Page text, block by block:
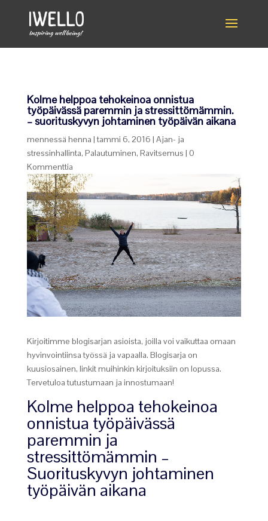
Kolme helppoa tehokeinoa onnistua
työpäivässä paremmin ja stressittömämmin.
– suorituskyvyn johtaminen työpäivän aikana
mennessä henna |tammi 6, 2016 | Ajan- ja
stressinhallinta, Palautuminen, Ravitsemus | 0
Kommenttia
Kirjoitimme blogisarjan asioista, joilla voi vaikuttaa omaan
hyvinvointiinsa työssä ja vapaalla. Blogisarja on
kuusiosainen, linkit muihinkin kirjoituksiin on lopussa.
Tervetuloa tutustumaan ja innostumaan!
Kolme helppoa tehokeinoa
onnistua työpäivässä
paremmin ja
stressittömämmin –
Suorituskyvyn johtaminen
työpäivän aikana